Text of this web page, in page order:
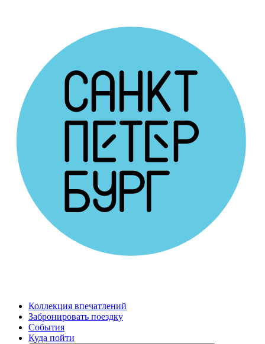
Коллекция впечатлений
Забронировать поездку
События
Куда пойти